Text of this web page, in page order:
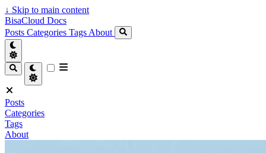
↓ Skip to main content
BisaCloud Docs
Posts Categories Tags About
Posts
Categories
Tags
About